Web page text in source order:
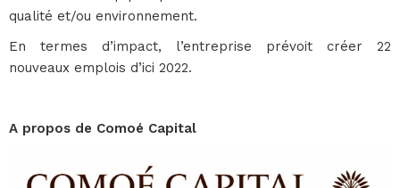
qualité et/ou environnement.
En termes d’impact, l’entreprise prévoit créer 22
nouveaux emplois d’ici 2022.
A propos de Comoé Capital